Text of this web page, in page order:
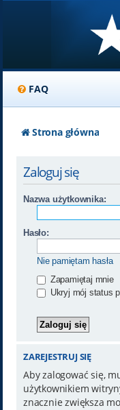
FAQ
Strona główna
Zaloguj się
Nazwa użytkownika:
Hasło:
Nie pamiętam hasła
Zapamiętaj mnie
Ukryj mój status
ZAREJESTRUJ SIĘ
Aby zalogować się,
użytkownikiem
znacznie zwiększa